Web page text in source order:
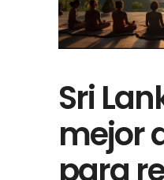
Sri
mejor
para